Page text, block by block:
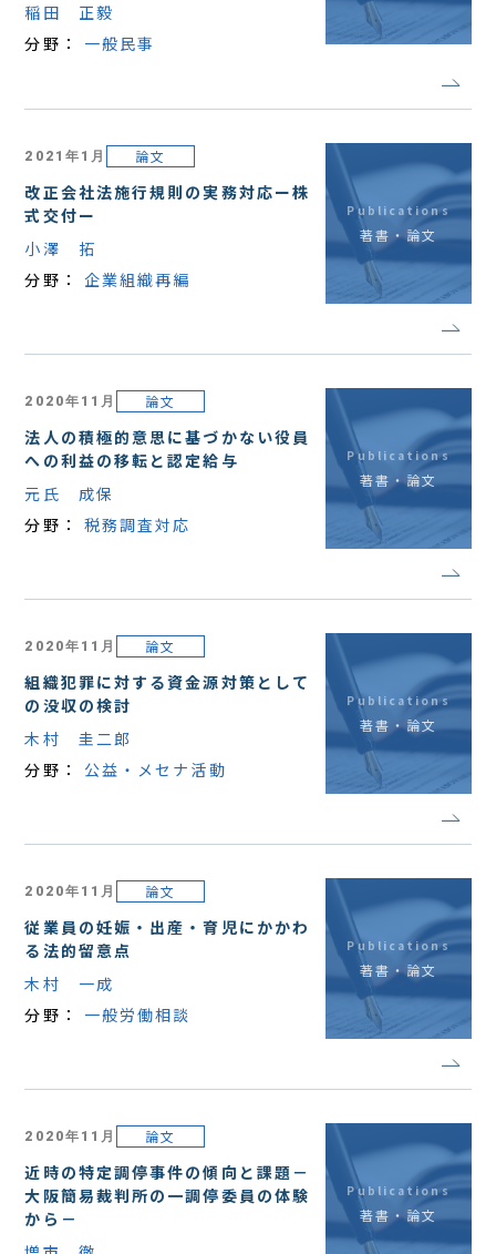
稲田 正毅
分野： 一般民事
2021年1月 論文
改正会社法施行規則の実務対応ー株
式交付ー
小澤 拓
分野： 企業組織再編
Publications
著書・論文
2020年11月 論文
法人の積極的意思に基づかない役員
への利益の移転と認定給与
元氏 成保
分野： 税務調査対応
Publications
著書・論文
2020年11月 論文
組織犯罪に対する資金源対策として
の没収の検討
木村 圭二郎
分野： 公益・メセナ活動
Publications
著書・論文
2020年11月 論文
従業員の妊娠・出産・育児にかかわ
る法的留意点
木村 一成
分野： 一般労働相談
Publications
著書・論文
2020年11月 論文
近時の特定調停事件の傾向と課題－
大阪簡易裁判所の一調停委員の体験
から－
Publications
著書・論文